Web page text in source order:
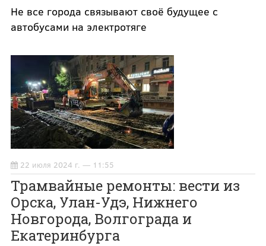
Не все города связывают своё будущее с
автобусами на электротяге
22 июля 2024 г. — 11:55
Трамвайные ремонты: вести из
Орска, Улан-Удэ, Нижнего
Новгорода, Волгограда и
Екатеринбурга